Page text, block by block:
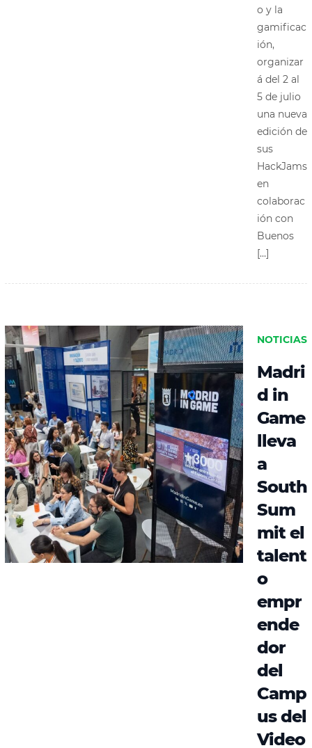
o y la
gamificac
ión,
organizar
á del 2 al
5 de julio
una nueva
edición de
sus
HackJams
en
colaborac
ión con
Buenos
[…]
NOTICIAS
Madri
d in
Game
lleva
a
South
Sum
mit el
talent
o
empr
ende
dor
del
Camp
us del
Video